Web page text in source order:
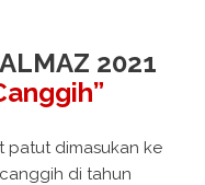
2021
patut dimasukan ke
di tahun